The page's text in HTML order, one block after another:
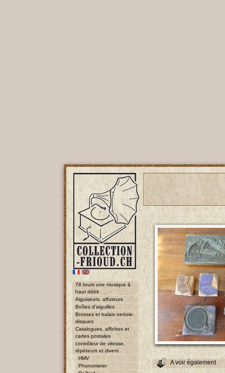
78 tours une musique à
haut débit
Aiguiseurs, affuteurs
Boîtes d'aiguilles
Brosses et balais nettoie-
disques
Catalogues, affiches et
cartes postales
contrôleur de vitesse,
répéteurs et divers
HMV
Phonometer
A voir également